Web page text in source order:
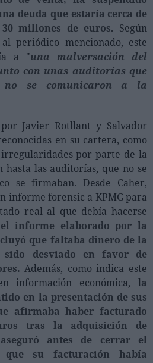
Registrarse
SESIÓN
deuda que estaría cerca de
millones de euros. Según
periódico mencionado, este
a "una malversación del
con unas auditorías que
se comunicaron a la
Javier Rotllant y Salvador
en su cartera, como
irregularidades por parte de la
hasta las auditorías, que no se
se firmaban. Desde Caher,
informe forensic a KPMG para
real al que debía hacerse
el informe elaborado por la
que faltaba dinero de la
sido desviado en favor de
Además, como indica este
información económica, la
en la presentación de sus
afirmaba haber facturado
tras la adquisición de
antes de cerrar el
que su facturación había